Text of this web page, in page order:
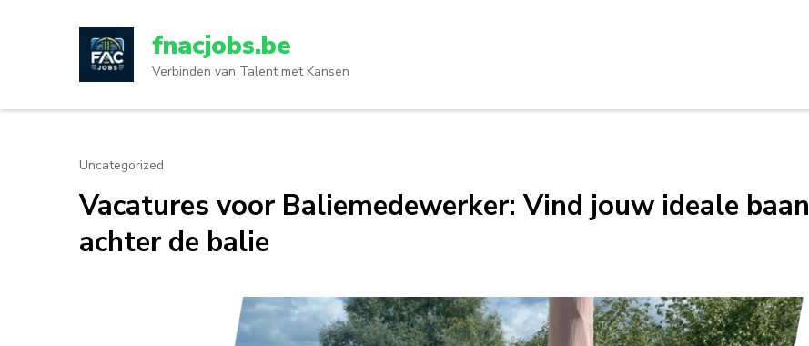
op
fnacjobs.be
Verbinden van Talent met Kansen
Uncategorized
Vacatures voor Baliemedewerker: Vind jouw ideale baan
achter de balie